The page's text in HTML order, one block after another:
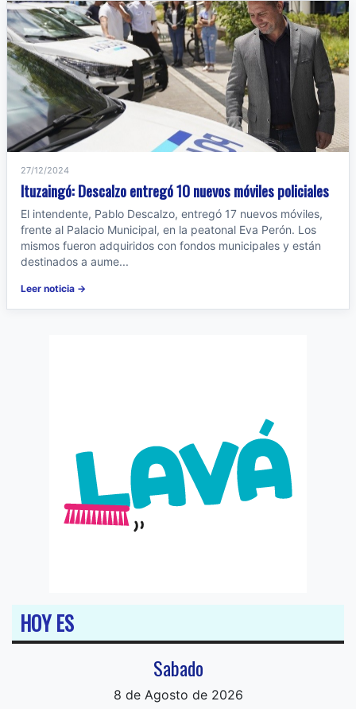
27/12/2024
Ituzaingó: Descalzo entregó 10 nuevos móviles policiales
El intendente, Pablo Descalzo, entregó 17 nuevos móviles,
frente al Palacio Municipal, en la peatonal Eva Perón. Los
mismos fueron adquiridos con fondos municipales y están
destinados a aume...
Leer noticia →
HOY ES
Sabado
8 de Agosto de 2026